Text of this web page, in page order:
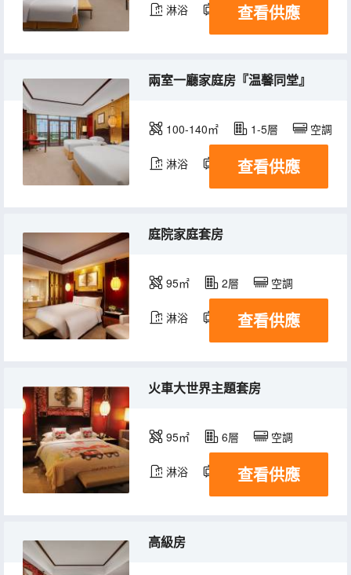
淋浴 電視機 冰箱
查看供應
兩室一廳家庭房『温馨同堂』
100-140㎡ 1-5層 空調
淋浴 電視機 冰箱
查看供應
庭院家庭套房
95㎡ 2層 空調
淋浴 電視機 冰箱
查看供應
火車大世界主題套房
95㎡ 6層 空調
淋浴 電視機 冰箱
查看供應
高級房